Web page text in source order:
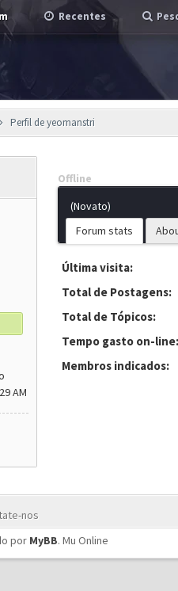
Recentes
Perfil de yeomanstri
AM
Offline
(Novato)
Forum stats
Última visita:
Total de Postagens:
Total de Tópicos:
Tempo gasto on-line:
Membros indicados:
nos
por MyBB. Mu Online